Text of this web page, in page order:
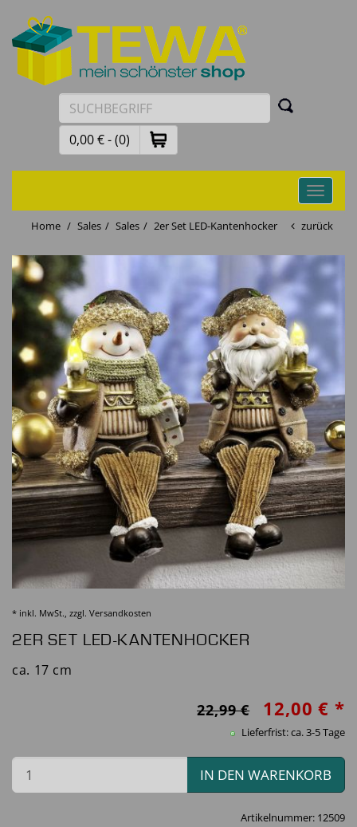
0,00 € - (0)
Toggle
Home
Sales Sales 2er Set LED-Kantenhocker zurück
* inkl. MwSt., zzgl. Versandkosten
2ER SET LED-KANTENHOCKER
ca. 17 cm
22,99 € 12,00 € *
Lieferfrist: ca. 3-5 Tage
IN DEN WARENKORB
Artikelnummer: 12509